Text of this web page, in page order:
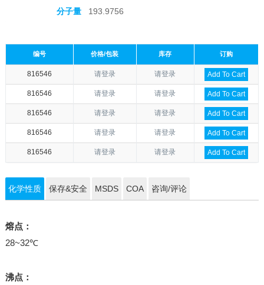
分子量 193.9756
编号 价格/包装 库存 订购
816546 请登录 请登录 Add To Cart
816546 请登录 请登录 Add To Cart
816546 请登录 请登录 Add To Cart
816546 请登录 请登录 Add To Cart
816546 请登录 请登录 Add To Cart
化学性质 保存&安全 MSDS COA 咨询/评论
熔点：
28~32℃
沸点：